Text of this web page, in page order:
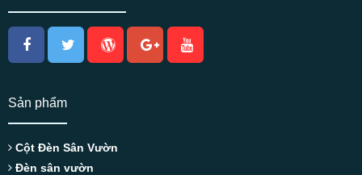
Sản phẩm
Cột Đèn Sân Vườn
Đèn sân vườn